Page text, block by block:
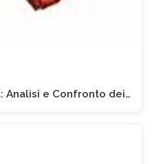
Analisi e Confronto dei…